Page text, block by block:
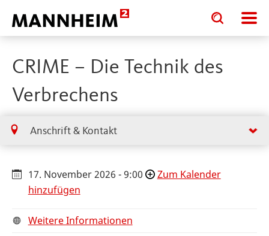
Toggle
search
input
Toggle
search
input
CRIME – Die Technik des
Verbrechens
Anschrift & Kontakt
17. November 2026 - 9:00
Zum Kalender
hinzufügen
Weitere Informationen